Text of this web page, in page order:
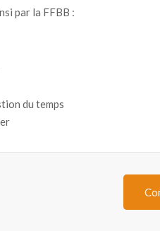
par la FFBB :
du temps